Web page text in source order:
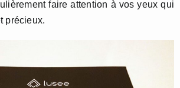
faire attention à vos yeux qui
précieux.